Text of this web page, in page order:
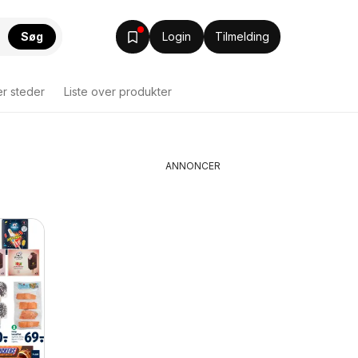
Søg Login Tilmelding
steder Liste over produkter
ANNONCER